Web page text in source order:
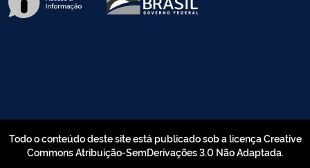
Todo o conteúdo deste site está publicado sob a licença Creative
Commons Atribuição-SemDerivações 3.0 Não Adaptada.